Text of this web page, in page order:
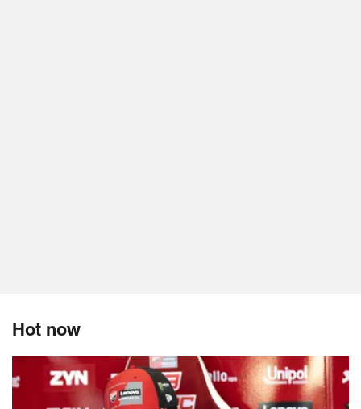
Hot now